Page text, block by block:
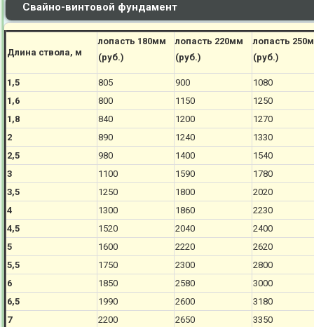
Свайно-винтовой фундамент
Длина ствола, м
лопасть 180мм
(руб.)
лопасть 220мм
(руб.)
лопасть
(руб.)
1,5 805 900
1080
1,6
800 1150
1250
1,8
840 1200
1270
2
890 1240
1330
2,5
980 1400
1540
3
1100 1590
1780
3,5
1250 1800
2020
4
1300 1860
2230
4,5
1520 2040
2400
5
1600 2220
2620
5,5
1750 2300
2800
6
1850 2580
3000
6,5
1990 2600
3180
7
2200 2650 3350